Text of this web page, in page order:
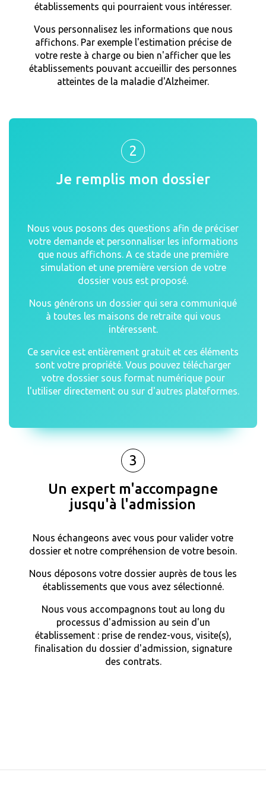
établissements qui pourraient vous intéresser.
Vous personnalisez les informations que nous
affichons. Par exemple l'estimation précise de
votre reste à charge ou bien n'afficher que les
établissements pouvant accueillir des personnes
atteintes de la maladie d'Alzheimer.
2
Je remplis mon dossier
Nous vous posons des questions afin de préciser
votre demande et personnaliser les informations
que nous affichons. A ce stade une première
simulation et une première version de votre
dossier vous est proposé.
Nous générons un dossier qui sera communiqué
à toutes les maisons de retraite qui vous
intéressent.
Ce service est entièrement gratuit et ces éléments
sont votre propriété. Vous pouvez télécharger
votre dossier sous format numérique pour
l'utiliser directement ou sur d'autres plateformes.
3
Un expert m'accompagne
jusqu'à l'admission
Nous échangeons avec vous pour valider votre
dossier et notre compréhension de votre besoin.
Nous déposons votre dossier auprès de tous les
établissements que vous avez sélectionné.
Nous vous accompagnons tout au long du
processus d'admission au sein d'un
établissement : prise de rendez-vous, visite(s),
finalisation du dossier d'admission, signature
des contrats.